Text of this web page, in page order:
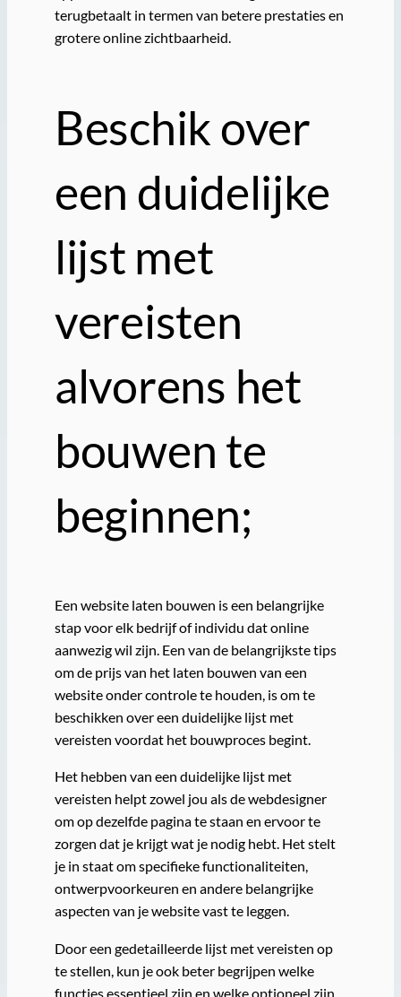
terugbetaalt in termen van betere prestaties en
grotere online zichtbaarheid.
Beschik over
een duidelijke
lijst met
vereisten
alvorens het
bouwen te
beginnen;
Een website laten bouwen is een belangrijke
stap voor elk bedrijf of individu dat online
aanwezig wil zijn. Een van de belangrijkste tips
om de prijs van het laten bouwen van een
website onder controle te houden, is om te
beschikken over een duidelijke lijst met
vereisten voordat het bouwproces begint.
Het hebben van een duidelijke lijst met
vereisten helpt zowel jou als de webdesigner
om op dezelfde pagina te staan en ervoor te
zorgen dat je krijgt wat je nodig hebt. Het stelt
je in staat om specifieke functionaliteiten,
ontwerpvoorkeuren en andere belangrijke
aspecten van je website vast te leggen.
Door een gedetailleerde lijst met vereisten op
te stellen, kun je ook beter begrijpen welke
functies essentieel zijn en welke optioneel zijn.